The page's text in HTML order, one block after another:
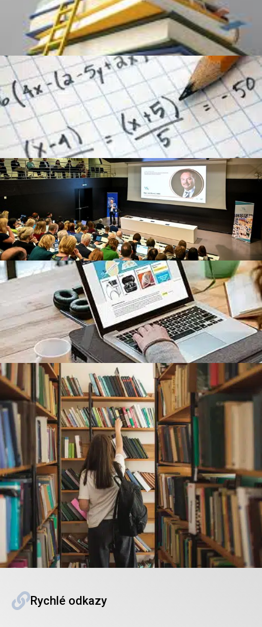
Rychlé odkazy